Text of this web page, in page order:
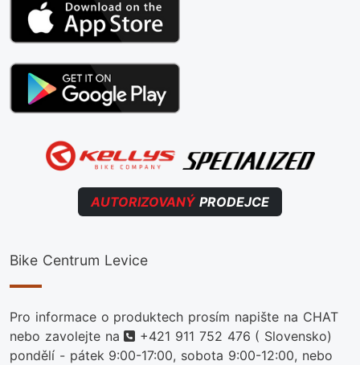
AUTORIZOVANÝPRODEJCE
Bike Centrum Levice
Pro informace o produktech prosím napište na CHAT
nebo zavolejte na
telefon
+421 911 752 476 ( Slovensko)
pondělí - pátek 9:00-17:00, sobota 9:00-12:00, nebo